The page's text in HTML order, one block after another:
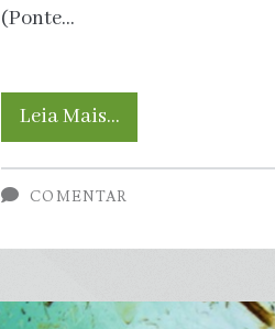
(Ponte…
Leia Mais…Água
Azul:
Balneabilidade
COMENTAR